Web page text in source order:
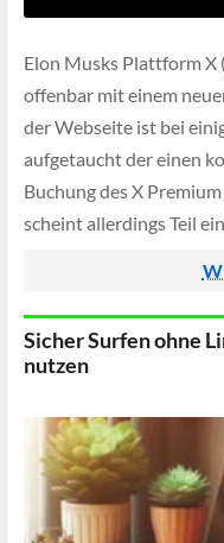
Elon Musks Plattform
offenbar mit einem
der Webseite ist bei
aufgetaucht der einen
Buchung des X
scheint allerdings Teil
Sicher Surfen ohne
nutzen